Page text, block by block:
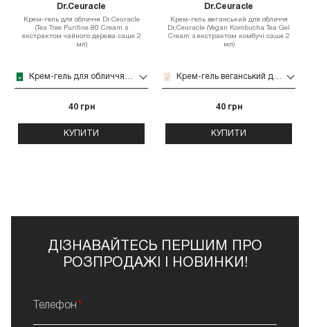
Dr.Ceuracle
Крем-гель для обличчя Dr.Ceuracle
(Tea Tree Purifine 80 Cream з
екстрактом чайного дерева саше 2
мл)
Крем-гель для обличчя Dr.Ceuracle (Tea Tree Purifine 80 Cream з екстрактом чайного дерева саше 2 мл)
40 грн
КУПИТИ
Dr.Ceuracle
Крем-гель веганський для обличчя
Dr.Ceuracle (Vegan Kombucha Tea Gel
Cream з екстрактом комбучі саше 2
мл)
Крем-гель веганський для обличчя Dr.Ceuracle (Vegan Kombucha Tea Gel Cream з екстрактом комбучі саше 2 мл)
40 грн
КУПИТИ
ДІЗНАВАЙТЕСЬ ПЕРШИМ ПРО
РОЗПРОДАЖІ І НОВИНКИ!
Телефон